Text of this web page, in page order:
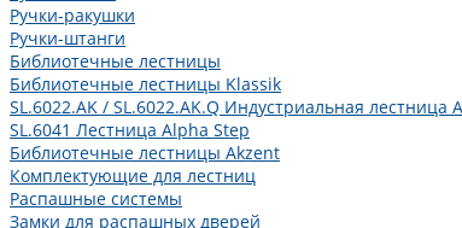
Ручки-ракушки
Ручки-штанги
Библиотечные лестницы
Библиотечные лестницы Klassik
SL.6022.AK / SL.6022.AK.Q Индустриальная лестница
SL.6041 Лестница Alpha Step
Библиотечные лестницы Akzent
Комплектующие для лестниц
Распашные системы
Замки для распашных дверей